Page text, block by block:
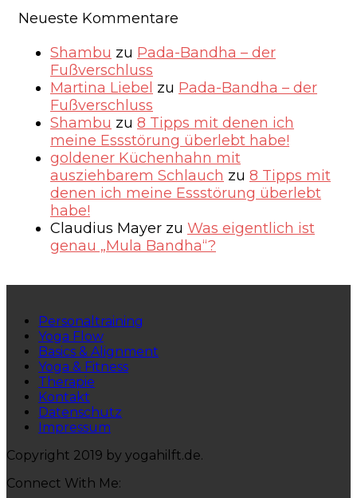
Neueste Kommentare
Shambu zu Pada-Bandha – der
Fußverschluss
Martina Liebel zu Pada-Bandha – der
Fußverschluss
Shambu zu 8 Tipps mit denen ich
meine Essstörung überlebt habe!
goldener Küchenhahn mit
ausziehbarem Schlauch zu 8 Tipps mit
denen ich meine Essstörung überlebt
habe!
Claudius Mayer zu Was eigentlich ist
genau „Mula Bandha“?
Personaltraining
Yoga Flow
Basics & Alignment
Yoga & Fitness
Therapie
Kontakt
Datenschutz
Impressum
Copyright 2019 by yogahilft.de.
Connect With Me: